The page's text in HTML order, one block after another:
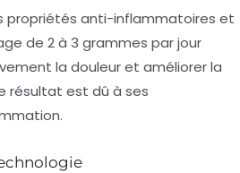
propriétés anti-inflammatoires et
de 2 à 3 grammes par jour
la douleur et améliorer la
résultat est dû à ses